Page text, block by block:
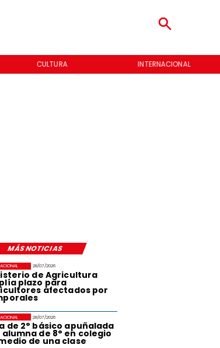
CULTURA INTERNACIONAL
MÁS NOTICIAS
28/07/2026
de Agricultura
plazo para
afectados por
28/07/2026
de 2° básico apuñalada
de 8° en colegio
de una clase